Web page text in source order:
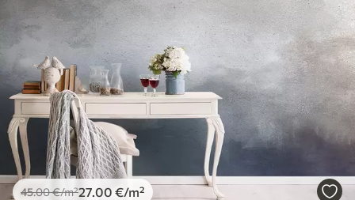
45.00€/m²27 .00 €/m²